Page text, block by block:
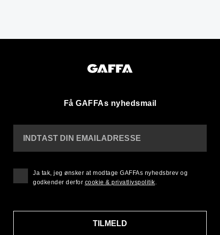
Få GAFFAs nyhedsmail
INDTAST DIN EMAILADRESSE
TILMELD
Ja tak, jeg ønsker at modtage GAFFAs nyhedsbrev og
godkender derfor cookie & privatlivspolitik.